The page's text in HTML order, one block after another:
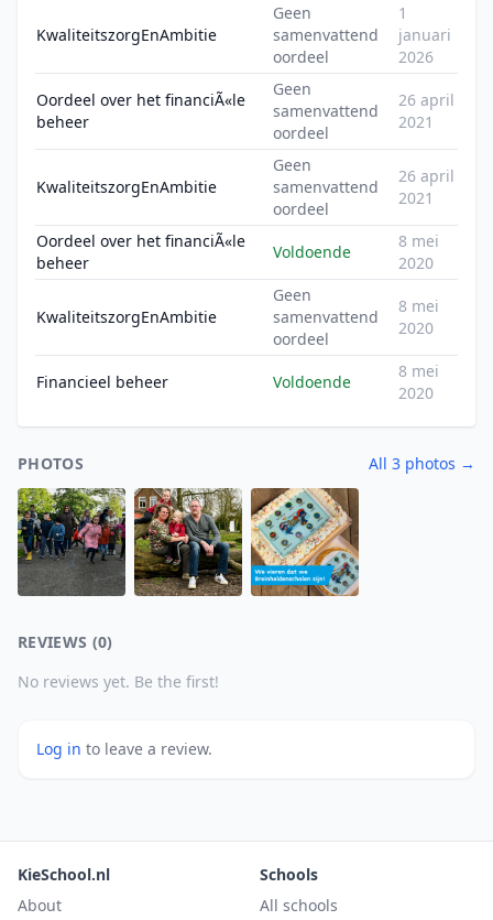
KwaliteitszorgEnAmbitie
Geen
samenvattend
oordeel
1
januari
2026
Oordeel over het financiÃ«le
beheer
Geen
samenvattend
oordeel
26 april
2021
KwaliteitszorgEnAmbitie
Geen
samenvattend
oordeel
26 april
2021
Oordeel over het financiÃ«le
beheer
Voldoende
8 mei
2020
KwaliteitszorgEnAmbitie
Geen
samenvattend
oordeel
8 mei
2020
Financieel beheer Voldoende
8 mei
2020
PHOTOS All 3 photos →
REVIEWS (0)
No reviews yet. Be the first!
Log in to leave a review.
KieSchool.nl
About
Schools
All schools